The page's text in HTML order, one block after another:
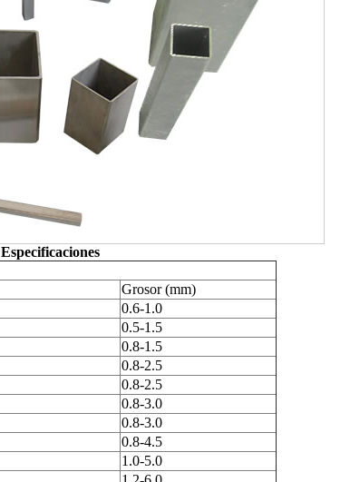
Especificaciones
Grosor (mm)
0.6-1.0
0.5-1.5
0.8-1.5
0.8-2.5
0.8-2.5
0.8-3.0
0.8-3.0
0.8-4.5
1.0-5.0